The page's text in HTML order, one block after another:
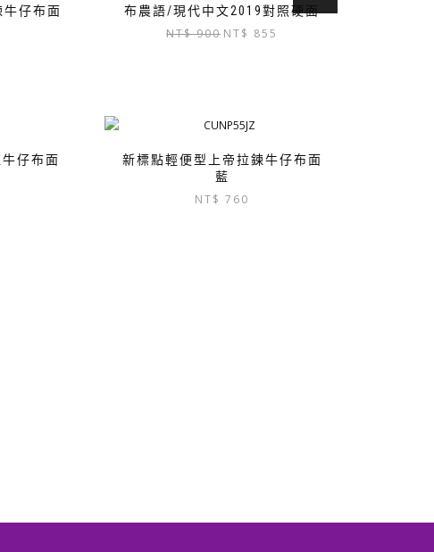
仔布面
布農語/現代中文2019對照硬面
NT$900 原
NT$ 855
仔布面
新標點輕便型上帝拉鍊牛仔布面
藍
NT$ 760